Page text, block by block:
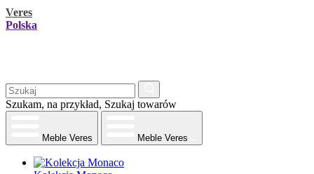
Veres
Polska
Szukam, na przykład, Szukaj towarów
Meble Veres Meble Veres